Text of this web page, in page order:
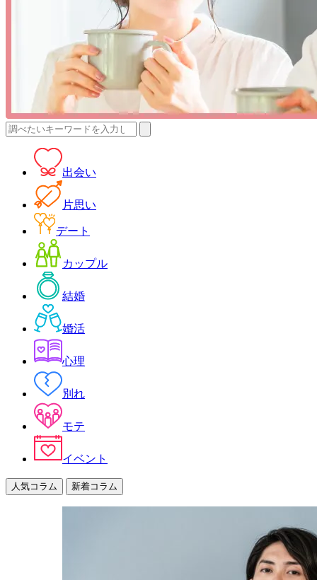
検
出会い
片思い
デート
カップル
結婚
婚活
心理
別れ
モテ
イベント
人気コラム 新着コラム